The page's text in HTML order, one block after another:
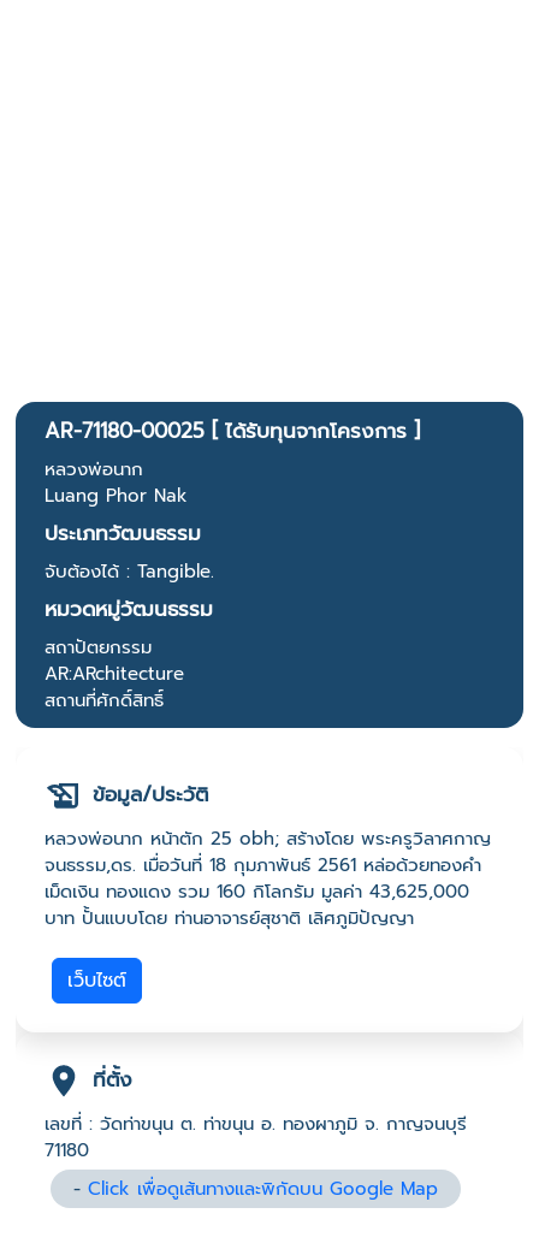
AR-71180-00025 [ ได้รับทุนจากโครงการ ]
หลวงพ่อนาก
Luang Phor Nak
ประเภทวัฒนธรรม
จับต้องได้ : Tangible.
หมวดหมู่วัฒนธรรม
สถาปัตยกรรม
AR:ARchitecture
สถานที่ศักดิ์สิทธิ์
ข้อมูล/ประวัติ
หลวงพ่อนาก หน้าตัก 25 obh; สร้างโดย พระครูวิลาศกาญ
จนธรรม,ดร. เมื่อวันที่ 18 กุมภาพันธ์ 2561 หล่อด้วยทองคำ
เม็ดเงิน ทองแดง รวม 160 กิโลกรัม มูลค่า 43,625,000
บาท ปั้นแบบโดย ท่านอาจารย์สุชาติ เลิศภูมิปัญญา
เว็บไซต์
ที่ตั้ง
เลขที่ : วัดท่าขนุน ต. ท่าขนุน อ. ทองผาภูมิ จ. กาญจนบุรี
71180
-Click เพื่อดูเส้นทางและพิกัดบน Google Map